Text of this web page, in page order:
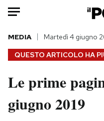
HOME
Italia
Politica
QUESTO ARTICOLO HA
MEDIA Martedì 4 giugno
Le prime
giugno 2019